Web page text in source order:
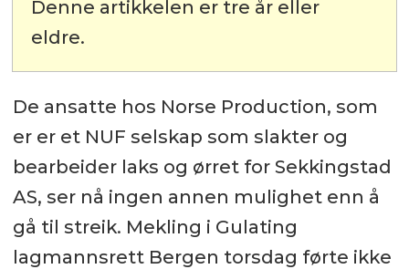
Denne artikkelen er tre år eller
eldre.
De ansatte hos Norse Production, som
er er et NUF selskap som slakter og
bearbeider laks og ørret for Sekkingstad
AS, ser nå ingen annen mulighet enn å
gå til streik. Mekling i Gulating
lagmannsrett Bergen torsdag førte ikke